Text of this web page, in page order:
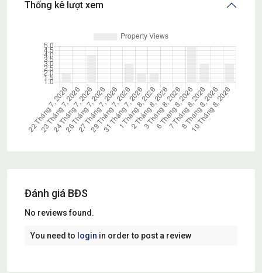
Thống kê lượt xem
Đánh giá BĐS
No reviews found.
You need to login in order to post a review